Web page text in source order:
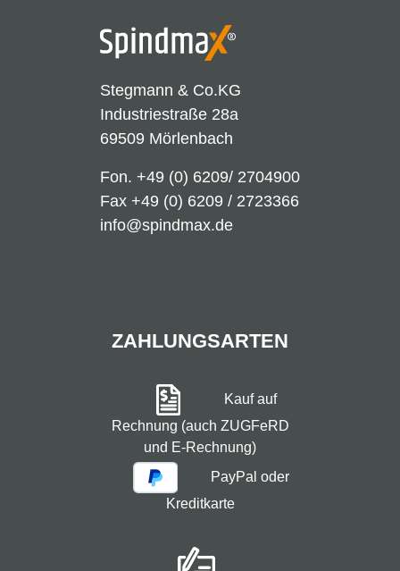
Stegmann & Co.KG
Industriestraße 28a
69509 Mörlenbach
Fon. +49 (0) 6209/ 2704900
Fax +49 (0) 6209 / 2723366
info@spindmax.de
ZAHLUNGSARTEN
Kauf auf
Rechnung (auch ZUGFeRD
und E-Rechnung)
PayPal oder
Kreditkarte